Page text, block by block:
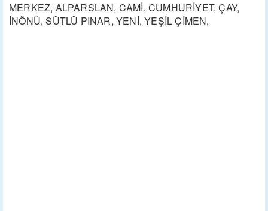
MERKEZ, ALPARSLAN, CAMİ, CUMHURİYET, ÇAY,
İNÖNÜ, SÜTLÜ PINAR, YENİ, YEŞİL ÇİMEN,